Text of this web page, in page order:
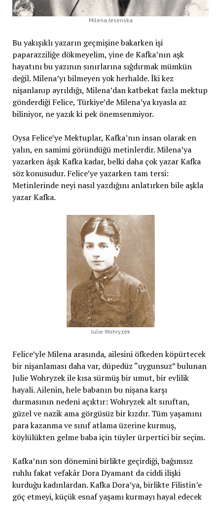
Milena Jesenska
Bu yakışıklı yazarın geçmişine bakarken işi
paparazziliğe dökmeyelim, yine de Kafka’nın aşk
hayatını bu yazının sınırlarına sığdırmak mümkün
değil. Milena’yı bilmeyen yok herhalde. İki kez
nişanlanıp ayrıldığı, Milena’dan katbekat fazla mektup
gönderdiği Felice, Türkiye’de Milena’ya kıyasla az
biliniyor, ne yazık ki pek önemsenmiyor.
Oysa Felice’ye Mektuplar, Kafka’nın insan olarak en
yalın, en samimi göründüğü metinlerdir. Milena’ya
yazarken âşık Kafka kadar, belki daha çok yazar Kafka
söz konusudur. Felice’ye yazarken tam tersi:
Metinlerinde neyi nasıl yazdığını anlatırken bile aşkla
yazar Kafka.
Julie Wohryzek
Felice’yle Milena arasında, ailesini öfkeden köpürtecek
bir nişanlaması daha var, düpedüz “uygunsuz” bulunan
Julie Wohryzek ile kısa sürmüş bir umut, bir evlilik
hayali. Ailenin, hele babanın bu nişana karşı
durmasının nedeni açıktır: Wohryzek alt sınıftan,
güzel ve nazik ama görgüsüz bir kızdır. Tüm yaşamını
para kazanma ve sınıf atlama üzerine kurmuş,
köylülükten gelme baba için tüyler ürpertici bir seçim.
Kafka’nın son dönemini birlikte geçirdiği, bağımsız
ruhlu fakat vefakâr Dora Dyamant da ciddi ilişki
kurduğu kadınlardan. Kafka Dora’ya, birlikte Filistin’e
göç etmeyi, küçük esnaf yaşamı kurmayı hayal edecek